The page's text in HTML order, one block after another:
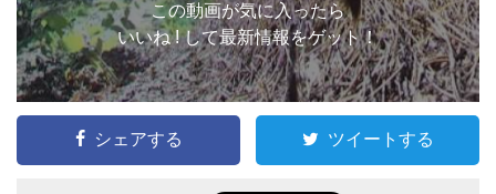
この動画が気に入ったら
いいね ! して最新情報をゲット！
シェアする ツイートする